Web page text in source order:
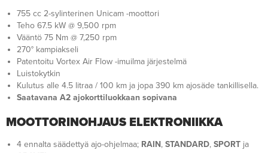
755 cc 2-sylinterinen Unicam -moottori
Teho 67.5 kW @ 9,500 rpm
Vääntö 75 Nm @ 7,250 rpm
270° kampiakseli
Patentoitu Vortex Air Flow -imuilma järjestelmä
Luistokytkin
Kulutus alle 4.5 litraa / 100 km ja jopa 390 km ajosäde tankillisella.
Saatavana A2 ajokorttiluokkaan sopivana
MOOTTORINOHJAUS ELEKTRONIIKKA
4 ennalta säädettyä ajo-ohjelmaa; RAIN, STANDARD, SPORT ja